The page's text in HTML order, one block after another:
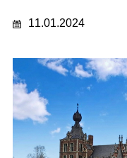
11.01.2024